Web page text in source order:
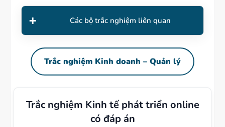
Các bộ trắc nghiệm liên quan
Trắc nghiệm Kinh doanh – Quản lý
Trắc nghiệm Kinh tế phát triển online
có đáp án